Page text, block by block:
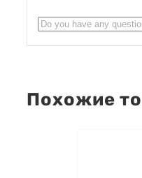
Похожие